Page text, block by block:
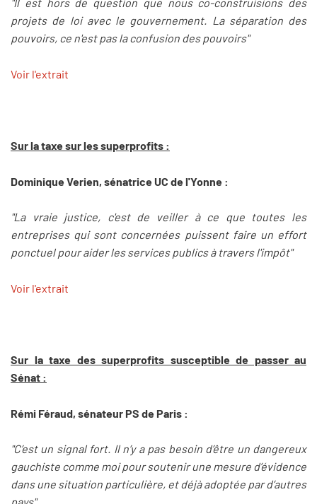
projets de loi avec le gouvernement. La séparation des
pouvoirs, ce n'est pas la confusion des pouvoirs"
Voir l'extrait
Sur la taxe sur les superprofits :
Dominique Verien, sénatrice UC de l'Yonne :
"La vraie justice, c'est de veiller à ce que toutes les
entreprises qui sont concernées puissent faire un effort
ponctuel pour aider les services publics à travers l'impôt"
Voir l'extrait
Sur la taxe des superprofits susceptible de passer au
Sénat :
Rémi Féraud, sénateur PS de Paris :
"C’est un signal fort. Il n’y a pas besoin d’être un dangereux
gauchiste comme moi pour soutenir une mesure d’évidence
dans une situation particulière, et déjà adoptée par d’autres